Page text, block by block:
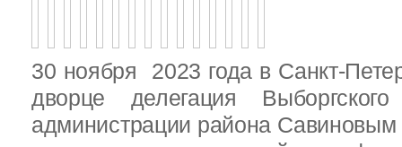
30 ноября 2023 года в Санкт-
дворце делегация
администрации района Савиновым